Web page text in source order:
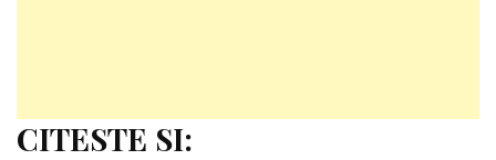
CITESTE SI: